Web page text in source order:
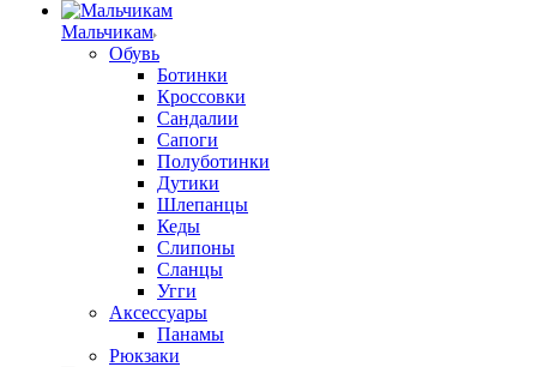
Мальчикам
Обувь
Ботинки
Кроссовки
Сандалии
Сапоги
Полуботинки
Дутики
Шлепанцы
Кеды
Слипоны
Сланцы
Угги
Аксессуары
Панамы
Рюкзаки